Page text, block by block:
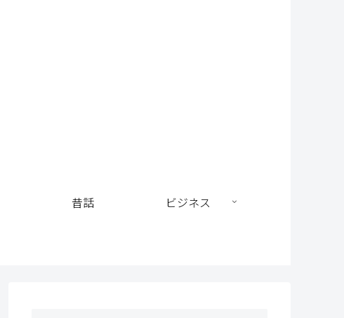
昔話 ビジネス